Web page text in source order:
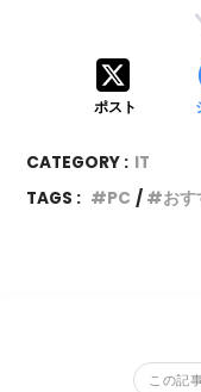
ポスト
CATEGORY : IT
TAGS :
PC おす
この記